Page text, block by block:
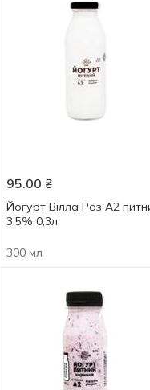
95.00 ₴
Йогурт Вілла Роз А2
3,5% 0,3л
300 мл